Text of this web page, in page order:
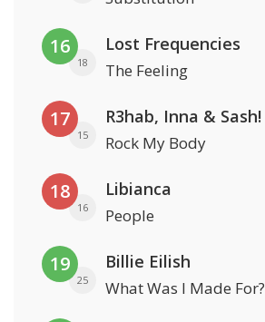
16
18
Lost Frequencies
The Feeling
17
15
R3hab, Inna & Sash!
Rock My Body
18
16
Libianca
People
19
25
Billie Eilish
What Was I Made For?